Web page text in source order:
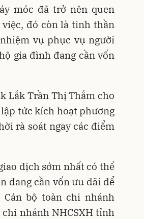
móc đã trở nên quen
đó còn là tinh thần
vụ phục vụ người
gia đình đang cần vốn
Lắk Trần Thị Thắm cho
tức kích hoạt phương
rà soát ngay các điểm
dịch sớm nhất có thể
đang cần vốn ưu đãi để
bộ toàn chi nhánh
nhánh NHCSXH tỉnh